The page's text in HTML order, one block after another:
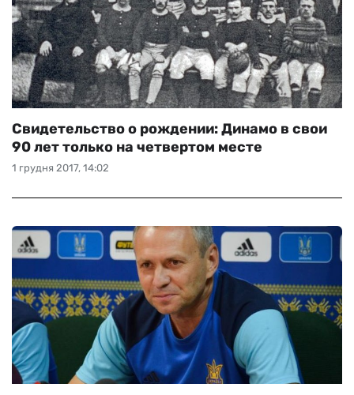
РІЗНЕ
БУКМЕКЕРИ
1 грудня 2017, 14:02
Свидетельство о рождении: Динамо в свои
90 лет только на четвертом месте